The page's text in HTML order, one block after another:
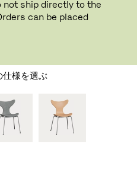
not ship directly to the
can be placed
仕様を選ぶ